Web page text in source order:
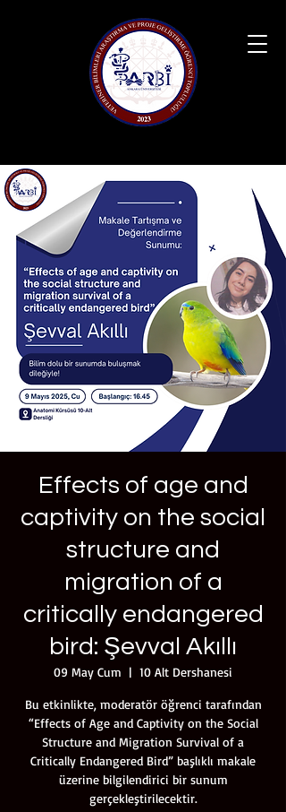
Effects of age and
captivity on the social
structure and
migration of a
critically endangered
bird: Şevval Akıllı
09 May Cum
  |
10 Alt Dershanesi
Bu etkinlikte, moderatör öğrenci tarafından
“Effects of Age and Captivity on the Social
Structure and Migration Survival of a
Critically Endangered Bird” başlıklı makale
üzerine bilgilendirici bir sunum
gerçekleştirilecektir.